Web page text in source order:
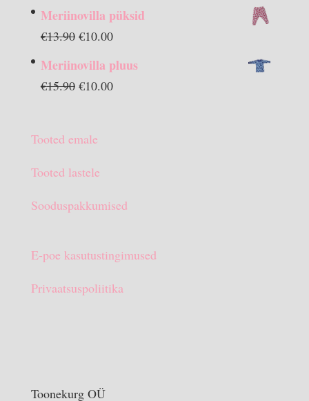
Meriinovilla püksid
€13.90 Algne
€10.00Praegune
on:
Meriinovilla pluus
€15.90 Algne
€15.90.
€10.00Praegune
Tooted emale
Tooted lastele
Sooduspakkumised
E-poe kasutustingimused
Privaatsuspoliitika
Toonekurg OÜ